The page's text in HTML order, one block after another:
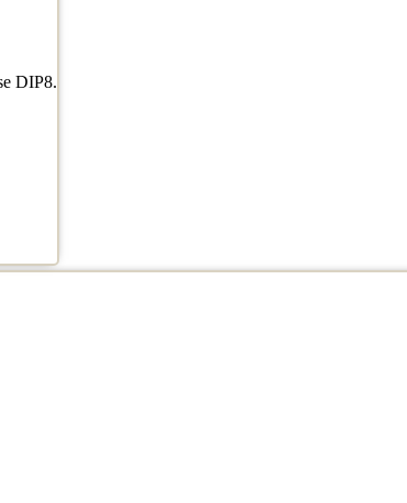
DIP8.